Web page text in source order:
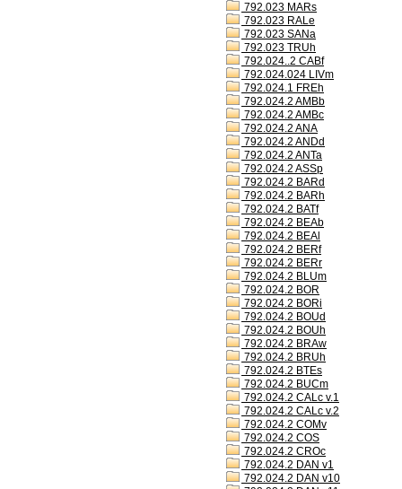
792.023 MARs
792.023 RALe
792.023 SANa
792.023 TRUh
792.024..2 CABf
792.024.024 LIVm
792.024.1 FREh
792.024.2 AMBb
792.024.2 AMBc
792.024.2 ANA
792.024.2 ANDd
792.024.2 ANTa
792.024.2 ASSp
792.024.2 BARd
792.024.2 BARh
792.024.2 BATf
792.024.2 BEAb
792.024.2 BEAl
792.024.2 BERf
792.024.2 BERr
792.024.2 BLUm
792.024.2 BOR
792.024.2 BORi
792.024.2 BOUd
792.024.2 BOUh
792.024.2 BRAw
792.024.2 BRUh
792.024.2 BTEs
792.024.2 BUCm
792.024.2 CALc v.1
792.024.2 CALc v.2
792.024.2 COMv
792.024.2 COS
792.024.2 CROc
792.024.2 DAN v1
792.024.2 DAN v10